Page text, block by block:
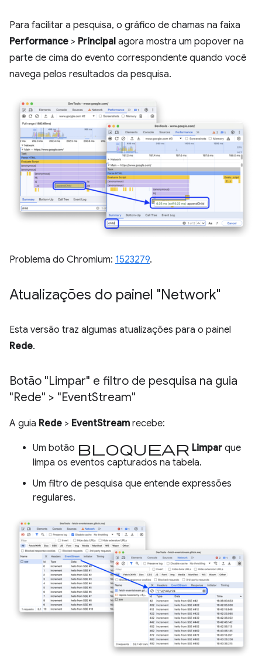
Para facilitar a pesquisa, o gráfico de chamas na faixa
Performance > Principal agora mostra um popover na
parte de cima do evento correspondente quando você
navega pelos resultados da pesquisa.
Problema do Chromium: 1523279.
Atualizações do painel "Network"
Esta versão traz algumas atualizações para o painel
Rede.
Botão "Limpar" e filtro de pesquisa na guia
"Rede" > "EventStream"
A guia Rede > EventStream recebe:
Um botão bloquear Limpar que
limpa os eventos capturados na tabela.
Um filtro de pesquisa que entende expressões
regulares.